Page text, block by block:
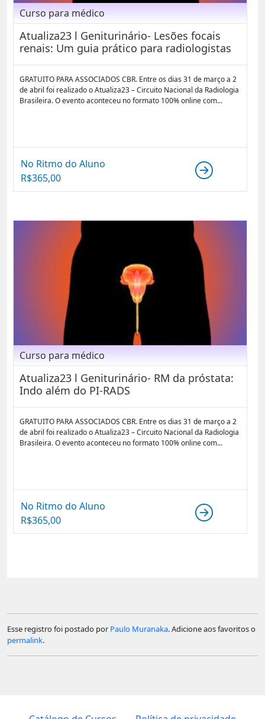
Curso para médico
Atualiza23 l Geniturinário- Lesões focais
renais: Um guia prático para radiologistas
GRATUITO PARA ASSOCIADOS CBR. Entre os dias 31 de março a 2
de abril foi realizado o Atualiza23 – Circuito Nacional da Radiologia
Brasileira. O evento aconteceu no formato 100% online com...
No Ritmo do Aluno
R$365,00
Curso para médico
Atualiza23 l Geniturinário- RM da próstata:
Indo além do PI-RADS
GRATUITO PARA ASSOCIADOS CBR. Entre os dias 31 de março a 2
de abril foi realizado o Atualiza23 – Circuito Nacional da Radiologia
Brasileira. O evento aconteceu no formato 100% online com...
No Ritmo do Aluno
R$365,00
Esse registro foi postado por Paulo Muranaka. Adicione aos favoritos o
permalink.